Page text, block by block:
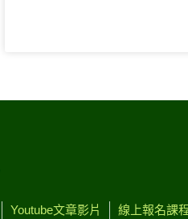
Youtube文章影片
線上報名課